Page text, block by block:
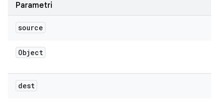
Parametri
source
Object
dest